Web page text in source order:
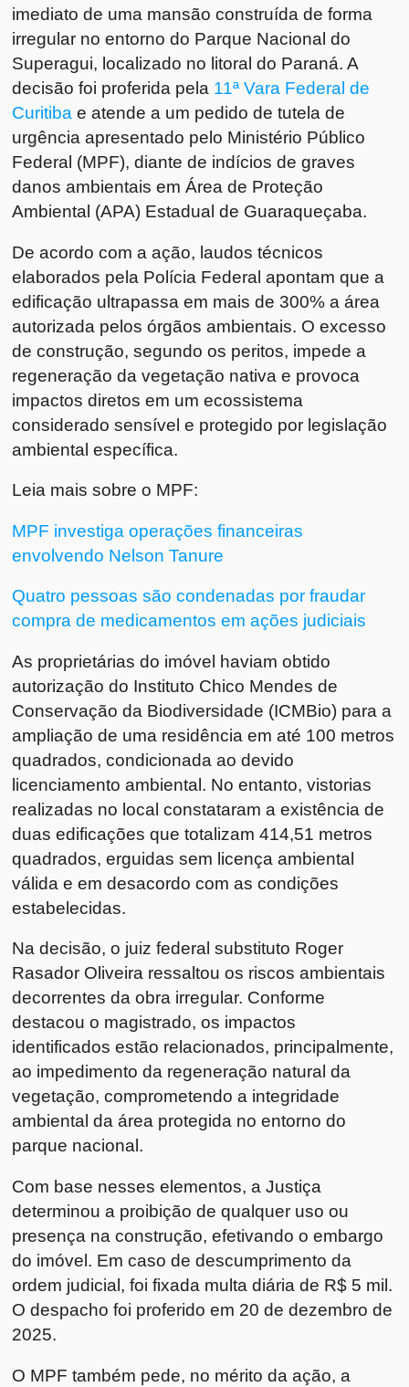
imediato de uma mansão construída de forma
irregular no entorno do Parque Nacional do
Superagui, localizado no litoral do Paraná. A
decisão foi proferida pela 11ª Vara Federal de
Curitiba e atende a um pedido de tutela de
urgência apresentado pelo Ministério Público
Federal (MPF), diante de indícios de graves
danos ambientais em Área de Proteção
Ambiental (APA) Estadual de Guaraqueçaba.
De acordo com a ação, laudos técnicos
elaborados pela Polícia Federal apontam que a
edificação ultrapassa em mais de 300% a área
autorizada pelos órgãos ambientais. O excesso
de construção, segundo os peritos, impede a
regeneração da vegetação nativa e provoca
impactos diretos em um ecossistema
considerado sensível e protegido por legislação
ambiental específica.
Leia mais sobre o MPF:
MPF investiga operações financeiras
envolvendo Nelson Tanure
Quatro pessoas são condenadas por fraudar
compra de medicamentos em ações judiciais
As proprietárias do imóvel haviam obtido
autorização do Instituto Chico Mendes de
Conservação da Biodiversidade (ICMBio) para a
ampliação de uma residência em até 100 metros
quadrados, condicionada ao devido
licenciamento ambiental. No entanto, vistorias
realizadas no local constataram a existência de
duas edificações que totalizam 414,51 metros
quadrados, erguidas sem licença ambiental
válida e em desacordo com as condições
estabelecidas.
Na decisão, o juiz federal substituto Roger
Rasador Oliveira ressaltou os riscos ambientais
decorrentes da obra irregular. Conforme
destacou o magistrado, os impactos
identificados estão relacionados, principalmente,
ao impedimento da regeneração natural da
vegetação, comprometendo a integridade
ambiental da área protegida no entorno do
parque nacional.
Com base nesses elementos, a Justiça
determinou a proibição de qualquer uso ou
presença na construção, efetivando o embargo
do imóvel. Em caso de descumprimento da
ordem judicial, foi fixada multa diária de R$ 5 mil.
O despacho foi proferido em 20 de dezembro de
2025.
O MPF também pede, no mérito da ação, a